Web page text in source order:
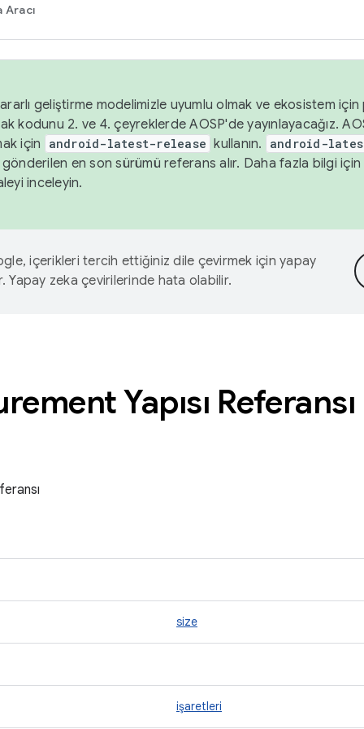
geliştirme modelimizle uyumlu olmak ve ekosistem için
kodunu 2. ve 4. çeyreklerde AOSP'de yayınlayacağız.
için
android-latest-release kullanın. android-
gönderilen en son sürümü referans alır. Daha fazla bilgi için
inceleyin.
içerikleri tercih ettiğiniz dile çevirmek için yapay
Yapay zeka çevirilerinde hata olabilir.
Yapısı Referansı
size
işaretleri